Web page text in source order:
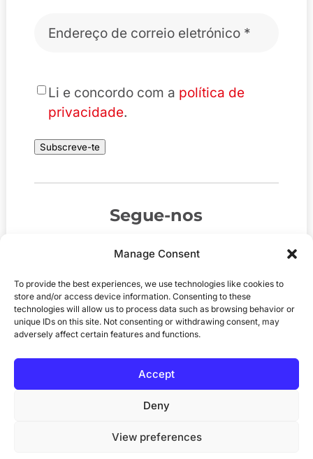
Manage Consent
To provide the best experiences, we use technologies like cookies to
store and/or access device information. Consenting to these
technologies will allow us to process data such as browsing behavior or
unique IDs on this site. Not consenting or withdrawing consent, may
adversely affect certain features and functions.
Accept
Deny
View preferences
eletrónico*
* Li e concordo com a política de
privacidade.
Subscreve-te
Segue-nos
MediaGB.org. Todos os direitos
reservados. Site por
Política de privacidade Política de cookies